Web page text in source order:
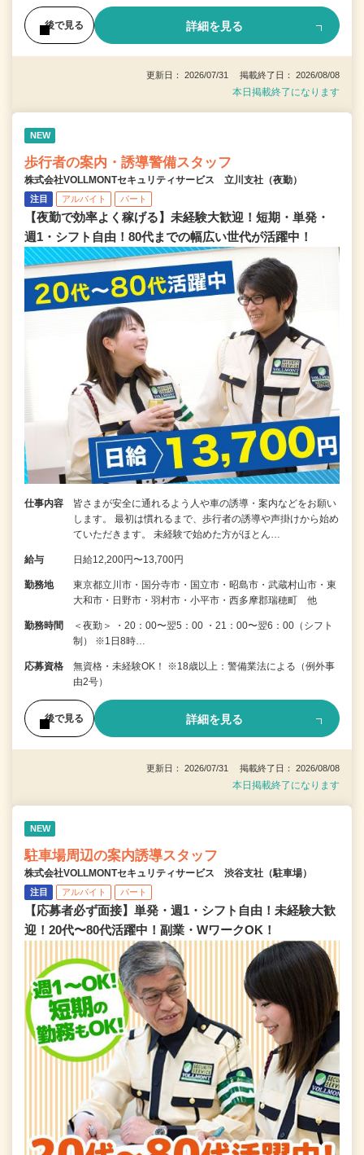
後で見る 詳細を見る
更新日： 2026/07/31 掲載終了日： 2026/08/08
本日掲載終了になります
NEW
歩行者の案内・誘導警備スタッフ
株式会社VOLLMONTセキュリティサービス 立川支社（夜勤）
注目 アルバイト パート
【夜勤で効率よく稼げる】未経験大歓迎！短期・単発・
週1・シフト自由！80代までの幅広い世代が活躍中！
仕事内容
皆さまが安全に通れるよう人や車の誘導・案内などをお願い
します。 最初は慣れるまで、歩行者の誘導や声掛けから始め
ていただきます。 未経験で始めた方がほとん…
給与 日給12,200円〜13,700円
勤務地
東京都立川市・国分寺市・国立市・昭島市・武蔵村山市・東
大和市・日野市・羽村市・小平市・西多摩郡瑞穂町 他
勤務時間
＜夜勤＞ ・20：00〜翌5：00 ・21：00〜翌6：00（シフト
制） ※1日8時…
応募資格
無資格・未経験OK！ ※18歳以上：警備業法による（例外事
由2号）
後で見る 詳細を見る
更新日： 2026/07/31 掲載終了日： 2026/08/08
本日掲載終了になります
NEW
駐車場周辺の案内誘導スタッフ
株式会社VOLLMONTセキュリティサービス 渋谷支社（駐車場）
注目 アルバイト パート
【応募者必ず面接】単発・週1・シフト自由！未経験大歓
迎！20代〜80代活躍中！副業・WワークOK！